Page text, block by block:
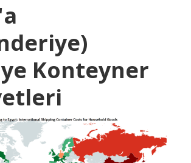
Konteyner